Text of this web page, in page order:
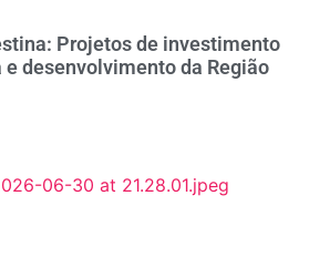
Projetos de investimento
desenvolvimento da Região